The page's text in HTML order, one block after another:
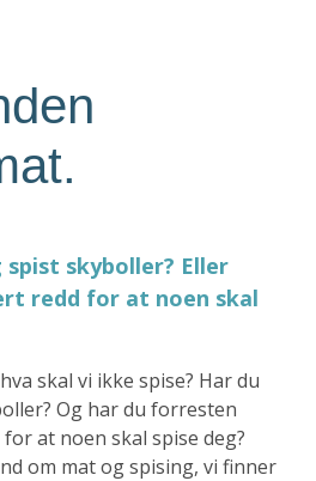
spist skyboller? Eller
redd for at noen skal
skal vi ikke spise? Har du
Og har du forresten
at noen skal spise deg?
om mat og spising, vi finner